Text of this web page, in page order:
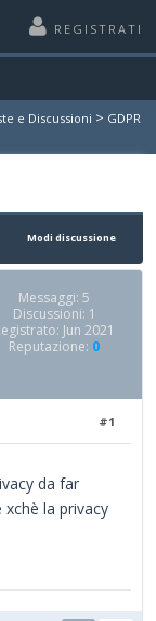
REGISTRATI
e Discussioni > GDPR
Modi discussione
Messaggi: 5
Discussioni: 1
Jun 2021
Reputazione: 0
#1
da far
la privacy